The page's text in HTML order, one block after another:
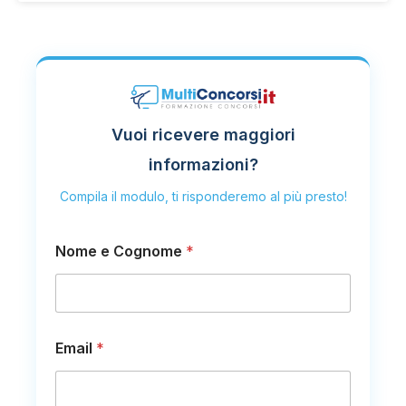
Vuoi ricevere maggiori
informazioni?
Compila il modulo, ti risponderemo al più presto!
Nome e Cognome *
Email *